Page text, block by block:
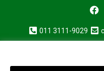
011 3111-9029